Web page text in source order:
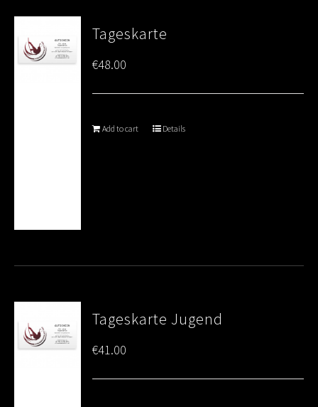
Tageskarte
€48.00
Add to cart Details
Tageskarte Jugend
€41.00